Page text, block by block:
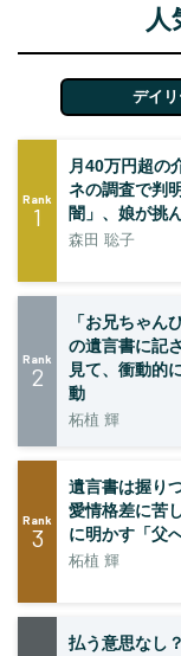
人
デイリ
Rank
1
月40万円超の
ネの調査で判
闇」、娘が挑
森田 聡子
Rank
2
「お兄ちゃ
の遺言書に記
見て、衝動的
動
柘植 輝
Rank
3
遺言書は握り
愛情格差に苦
に明かす「父
柘植 輝
払う意思なし